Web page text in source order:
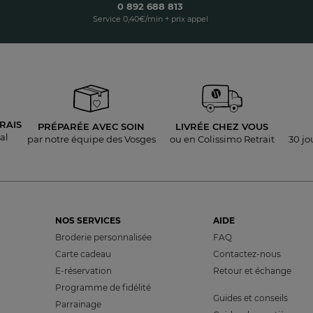
0 892 688 813
Service 0,40€/min + prix appel
PRÉPARÉE AVEC SOIN
par notre équipe des Vosges
LIVRÉE CHEZ VOUS
ou en Colissimo Retrait
30
NOS SERVICES
Broderie personnalisée
Carte cadeau
E-réservation
Programme de fidélité
Parrainage
AIDE
FAQ
Contactez-nous
Retour et échange
Guides et conseils